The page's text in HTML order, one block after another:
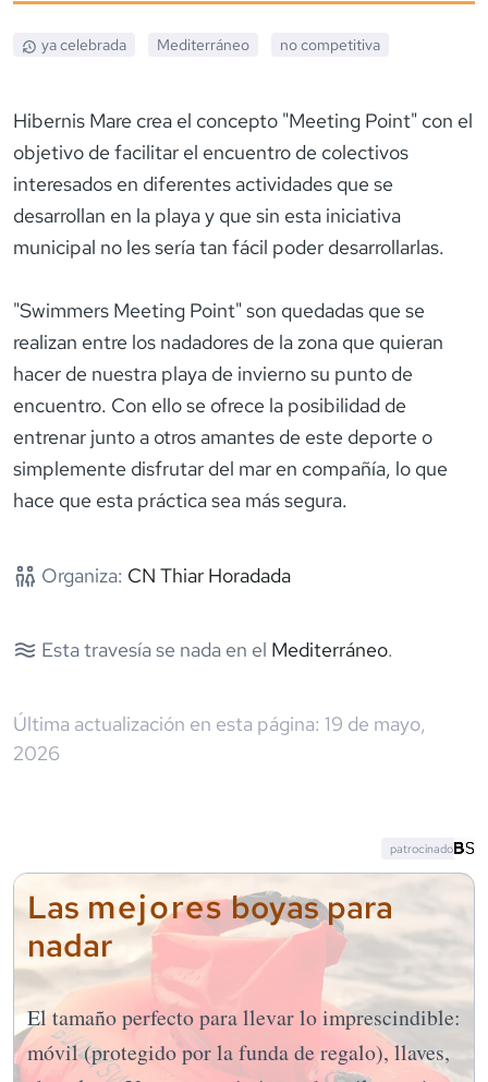
ya celebrada Mediterráneo no competitiva
Hibernis Mare crea el concepto "Meeting Point" con el
objetivo de facilitar el encuentro de colectivos
interesados en diferentes actividades que se
desarrollan en la playa y que sin esta iniciativa
municipal no les sería tan fácil poder desarrollarlas.
"Swimmers Meeting Point" son quedadas que se
realizan entre los nadadores de la zona que quieran
hacer de nuestra playa de invierno su punto de
encuentro. Con ello se ofrece la posibilidad de
entrenar junto a otros amantes de este deporte o
simplemente disfrutar del mar en compañía, lo que
hace que esta práctica sea más segura.
Organiza: CN Thiar Horadada
Esta travesía se nada en el Mediterráneo.
Última actualización en esta página: 19 de mayo,
2026
Las mejoresboyas para
nadar
El tamaño perfecto para llevar lo imprescindible:
móvil (protegido por la funda de regalo), llaves,
patrocinado